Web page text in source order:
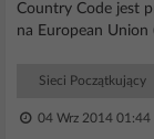
Country Code jest
na European Union
Sieci Początkujący
04 Wrz 2014 01:44